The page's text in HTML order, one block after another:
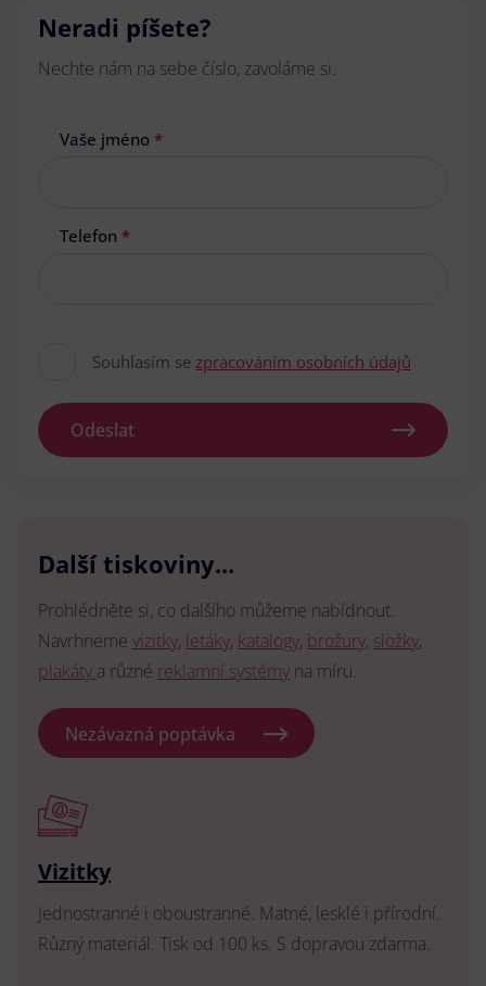
Neradi píšete?
Nechte nám na sebe číslo, zavoláme si.
Vaše jméno *
Telefon *
Souhlasím se zpracováním osobních údajů
Odeslat
Další tiskoviny...
Prohlédněte si, co dalšího můžeme nabídnout.
Navrhneme vizitky, letáky, katalogy, brožury, složky,
plakáty a různé reklamní systémy na míru.
Nezávazná poptávka
Vizitky
Jednostranné i oboustranné. Matné, lesklé i přírodní.
Různý materiál. Tisk od 100 ks. S dopravou zdarma.